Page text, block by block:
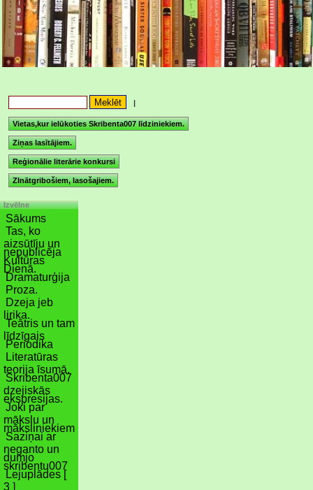
|
Vietas,kur ielūkoties Skribenta007 līdziniekiem.
Ziņas lasītājiem.
Reģionālie literārie konkursi
ZInātgribošiem, lasošajiem.
Izvēlne
Sākums
Tas, ko
aizsūtīju un
nepublicēja
Kultūras
Dienā.
Dramaturģija
Proza.
Dzeja jeb
lirika.
Teātris un tam
līdzīgais
Periodika
Literatūras
teorija īsumā.
Skribenta007
dzejiskās
ekspresijas.
Joki par
mākslu un
māksliniekiem
Saziņai ar
neganto un
dumjo
skribentu007
Lejuplādes [
3 ]